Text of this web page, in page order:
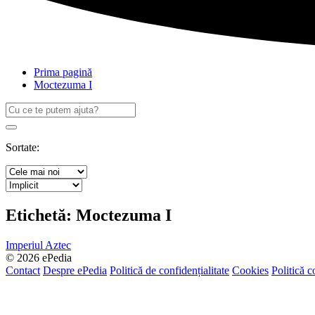
Prima pagină
Moctezuma I
Caută
după:
Search
Sortate:
Etichetă: Moctezuma I
Imperiul Aztec
© 2026 ePedia
Contact Despre ePedia Politică de confidențialitate Cookies Politică